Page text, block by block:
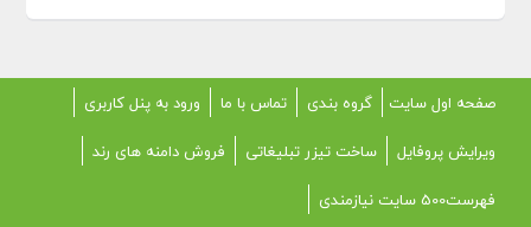
صفحه اول سایت گروه بندی تماس با ما
ورود به پنل کاربری
ویرایش پروفایل
ساخت تیزر تبلیغاتی
فروش دامنه های رند
فهرست500 سایت نیازمندی